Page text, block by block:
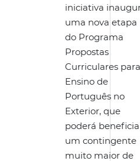
iniciativa
uma nova etapa
do Programa
Propostas
Curriculares para
Ensino de
Português no
Exterior, que
poderá
um contingente
muito maior de